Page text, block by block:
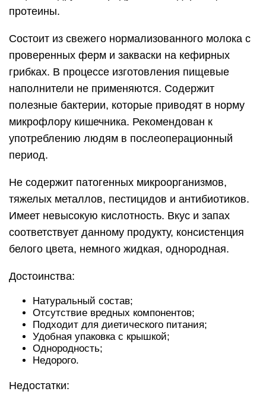
протеины.
Состоит из свежего нормализованного молока с
проверенных ферм и закваски на кефирных
грибках. В процессе изготовления пищевые
наполнители не применяются. Содержит
полезные бактерии, которые приводят в норму
микрофлору кишечника. Рекомендован к
употреблению людям в послеоперационный
период.
Не содержит патогенных микроорганизмов,
тяжелых металлов, пестицидов и антибиотиков.
Имеет невысокую кислотность. Вкус и запах
соответствует данному продукту, консистенция
белого цвета, немного жидкая, однородная.
Достоинства:
Натуральный состав;
Отсутствие вредных компонентов;
Подходит для диетического питания;
Удобная упаковка с крышкой;
Однородность;
Недорого.
Недостатки: